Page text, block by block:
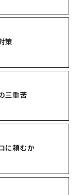
策
三重苦
に頼むか